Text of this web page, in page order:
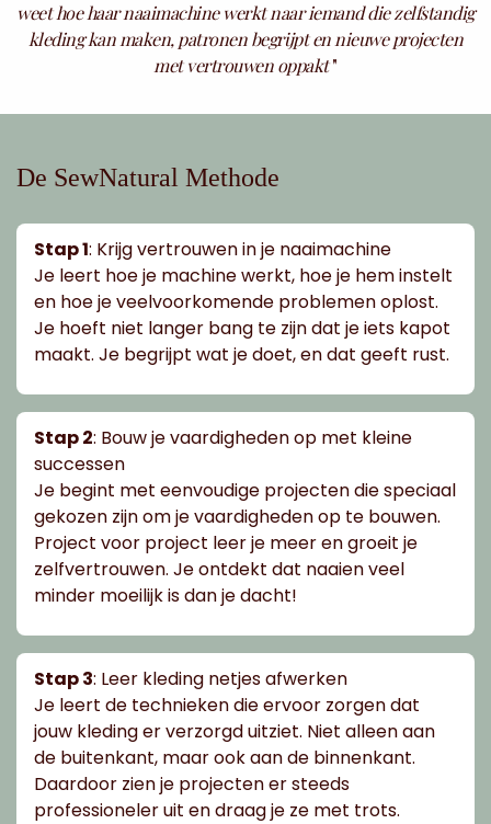
weet hoe haar naaimachine werkt naar iemand die zelfstandig
kleding kan maken, patronen begrijpt en nieuwe projecten
met vertrouwen oppakt"
De SewNatural Methode
Stap 1: Krijg vertrouwen in je naaimachine
Je leert hoe je machine werkt, hoe je hem instelt
en hoe je veelvoorkomende problemen oplost.
Je hoeft niet langer bang te zijn dat je iets kapot
maakt. Je begrijpt wat je doet, en dat geeft rust.
Stap 2: Bouw je vaardigheden op met kleine
successen
Je begint met eenvoudige projecten die speciaal
gekozen zijn om je vaardigheden op te bouwen.
Project voor project leer je meer en groeit je
zelfvertrouwen. Je ontdekt dat naaien veel
minder moeilijk is dan je dacht!
Stap 3: Leer kleding netjes afwerken
Je leert de technieken die ervoor zorgen dat
jouw kleding er verzorgd uitziet. Niet alleen aan
de buitenkant, maar ook aan de binnenkant.
Daardoor zien je projecten er steeds
professioneler uit en draag je ze met trots.